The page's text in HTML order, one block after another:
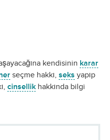
kendisinin karar
seçme hakkı, seks yapıp
cinsellik hakkında bilgi